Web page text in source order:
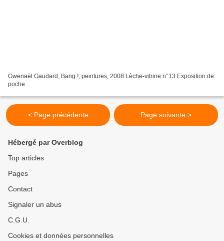
Gwenaël Gaudard, Bang !, peintures, 2008 Lèche-vitrine n°13 Exposition de
poche
< Page précédente Page suivante >
Hébergé par Overblog
Top articles
Pages
Contact
Signaler un abus
C.G.U.
Cookies et données personnelles